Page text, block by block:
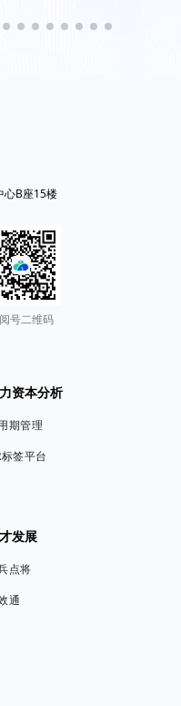
心B座15楼
号二维码
资本分析
期管理
标签平台
发展
点将
通